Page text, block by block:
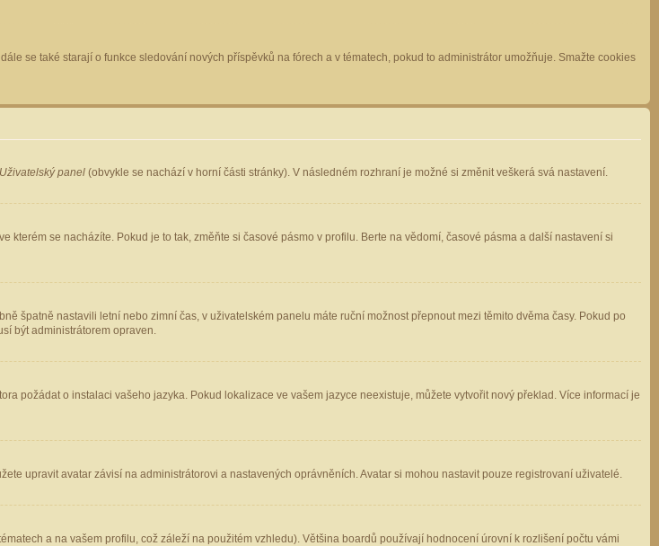
se také starají o funkce sledování nových příspěvků na fórech a v tématech, pokud to administrátor umožňuje. Smažte cookies
Uživatelský panel (obvykle se nachází v horní části stránky). V následném rozhraní je možné si změnit veškerá svá nastavení.
se nacházíte. Pokud je to tak, změňte si časové pásmo v profilu. Berte na vědomí, časové pásma a další nastavení si
špatně nastavili letní nebo zimní čas, v uživatelském panelu máte ruční možnost přepnout mezi těmito dvěma časy. Pokud po
být administrátorem opraven.
požádat o instalaci vašeho jazyka. Pokud lokalizace ve vašem jazyce neexistuje, můžete vytvořit nový překlad. Více informací je
upravit avatar závisí na administrátorovi a nastavených oprávněních. Avatar si mohou nastavit pouze registrovaní uživatelé.
a na vašem profilu, což záleží na použitém vzhledu). Většina boardů používají hodnocení úrovní k rozlišení počtu vámi